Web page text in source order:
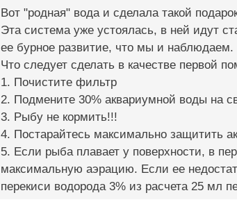
Вот "родная" вода и сделала такой
Эта система уже устоялась, в ней идут
ее бурное развитие, что мы и наблюдаем.
Что следует сделать в качестве первой
1. Почистите фильтр
2. Подмените 30% аквариумной воды на
3. Рыбу не кормить!!!
4. Постарайтесь максимально защитить
5. Если рыба плавает у поверхности, в
максимальную аэрацию. Если ее
перекиси водорода 3% из расчета 25 мл